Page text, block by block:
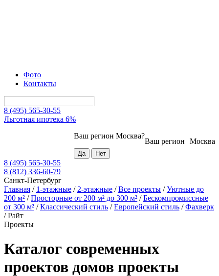
Фото
Контакты
8 (495) 565-30-55
Льготная ипотека 6%
Москва
Ваш регион
Ваш регион Москва?
8 (495) 565-30-55
8 (812) 336-60-79
Санкт-Петербург
Главная / 1-этажные / 2-этажные /Все проекты /Уютные до
200 м² /Просторные от 200 м² до 300 м² /Бескомпромиссные
от 300 м² /Классический стиль /Европейский стиль /Фахверк
/Райт
Проекты
Каталог современных
проектов домов проекты